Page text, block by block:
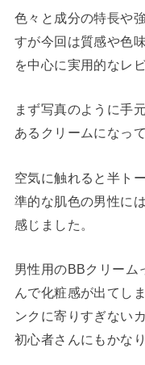
色々と成分の特長や
すが今回は質感や色
を中心に実用的なレ
まず写真のように手
あるクリームになっ
空気に触れると半ト
準的な肌色の男性に
感じました。
男性用のBBクリーム
んで化粧感が出てし
ンクに寄りすぎない
初心者さんにもかな